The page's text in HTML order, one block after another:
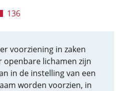
136
voorziening in zaken
openbare lichamen zijn
in de instelling van een
worden voorzien, in